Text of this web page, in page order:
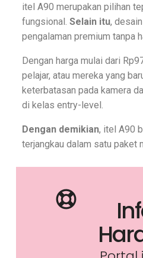
itel A90 merupakan pilihan
fungsional. Selain itu,
pengalaman premium tanpa
Dengan harga mulai dari
pelajar, atau mereka yang
keterbatasan pada kamera
di kelas entry-level.
Dengan demikian, itel A90
terjangkau dalam satu paket